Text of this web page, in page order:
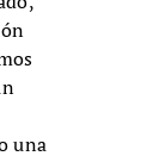
una